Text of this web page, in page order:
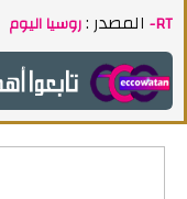
المصدر : روسيا اليوم -RT